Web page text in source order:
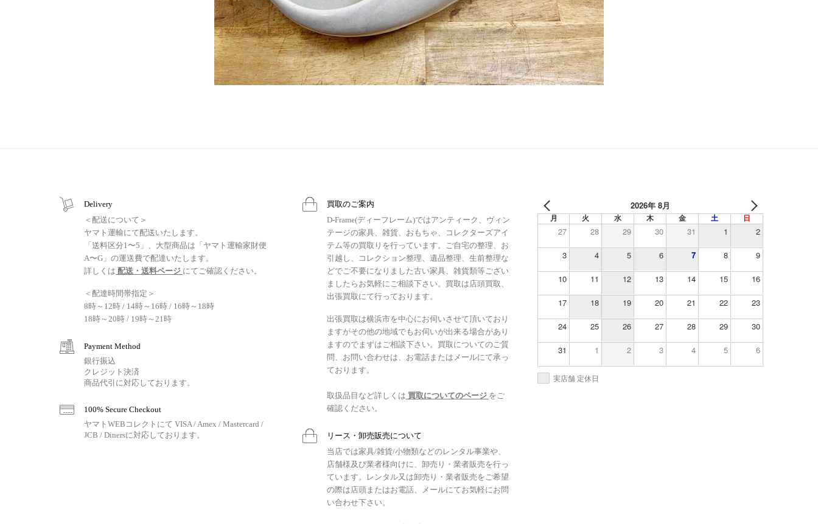
Delivery
＜配送について＞
ヤマト運輸にて配送いたします。
「送料区分1〜5」、大型商品は「ヤマト運輸家財便
A〜G」の運送費で配達いたします。
詳しくは 配送・送料ページ にてご確認ください。
＜配達時間帯指定＞
8時～12時 / 14時～16時 / 16時～18時
18時～20時 / 19時～21時
Payment Method
銀行振込
クレジット決済
商品代引に対応しております。
100% Secure Checkout
ヤマトWEBコレクトにて VISA / Amex / Mastercard /
JCB / Dinersに対応しております。
買取のご案内
D-Frame(ディーフレーム)ではアンティーク、ヴィン
テージの家具、雑貨、おもちゃ、コレクターズアイ
テム等の買取りを行っています。ご自宅の整理、お
引越し、コレクション整理、遺品整理、生前整理な
どでご不要になりました古い家具、雑貨類等ござい
ましたらお気軽にご相談下さい。買取は店頭買取、
出張買取にて行っております。
出張買取は横浜市を中心にお伺いさせて頂いており
ますがその他の地域でもお伺いが出来る場合があり
ますのでまずはご相談下さい。買取についてのご質
問、お問い合わせは、お電話またはメールにて承っ
ております。
取扱品目など詳しくは 買取についてのページ をご
確認ください。
リース・卸売販売について
当店では家具/雑貨/小物類などのレンタル事業や、
店舗様及び業者様向けに、卸売り・業者販売を行っ
ています。レンタル又は卸売り・業者販売をご希望
の際は店頭またはお電話、メールにてお気軽にお問
い合わせ下さい。
2026年 8月
月 火 水 木 金 土 日
27 28 29 30 31 1 2
3 4 5 6 7 8 9
10 11 12 13 14 15 16
17 18 19 20 21 22 23
24 25 26 27 28 29 30
31 1 2 3 4 5 6
実店舗 定休日